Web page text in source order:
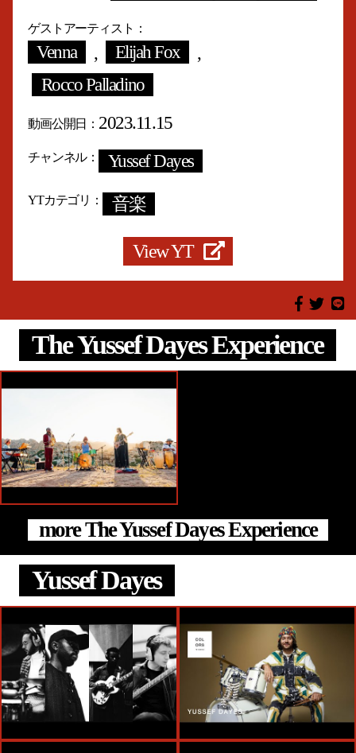
ゲストアーティスト
Venna , Elijah Fox
,
Rocco Palladino
動画公開日 2023.11.15
チャンネル Yussef Dayes
YTカテゴリ 音楽
View YT
The Yussef Dayes Experience
more The Yussef Dayes Experience
Yussef Dayes